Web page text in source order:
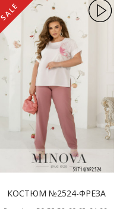
SALE
КОСТЮМ №2524-ФРЕЗА